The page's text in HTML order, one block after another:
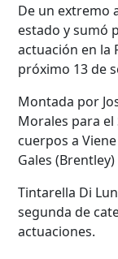
De un extremo
estado y sumó
actuación en la
próximo 13 de
Montada por
Morales para el
cuerpos a
Gales
Tintarella Di
segunda de
actuaciones.